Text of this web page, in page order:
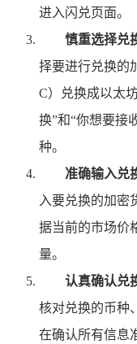
进入闪兑页面。
慎重选择兑
择要进行兑换的
C）兑换成以太
换”和“你想要接
种。
准确输入兑
入要兑换的加密
据当前的市场价
量。
认真确认兑
核对兑换的币种
在确认所有信息